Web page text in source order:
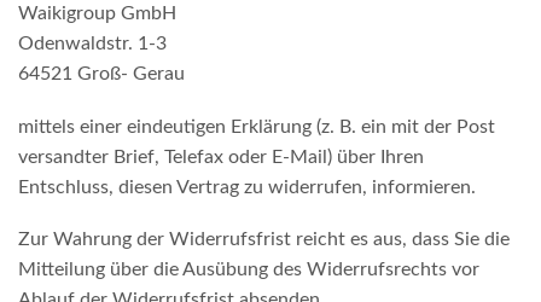
Waikigroup GmbH
Odenwaldstr. 1-3
64521 Groß- Gerau
mittels einer eindeutigen Erklärung (z. B. ein mit der Post
versandter Brief, Telefax oder E-Mail) über Ihren
Entschluss, diesen Vertrag zu widerrufen, informieren.
Zur Wahrung der Widerrufsfrist reicht es aus, dass Sie die
Mitteilung über die Ausübung des Widerrufsrechts vor